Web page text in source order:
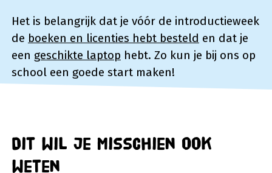
Het is belangrijk dat je vóór de introductieweek
de boeken en licenties hebt besteld en dat je
een geschikte laptop hebt. Zo kun je bij ons op
school een goede start maken!
Dit wil je misschien ook
weten